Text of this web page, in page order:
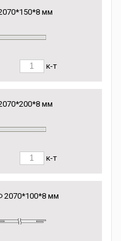
мм
к-т
мм
к-т
мм